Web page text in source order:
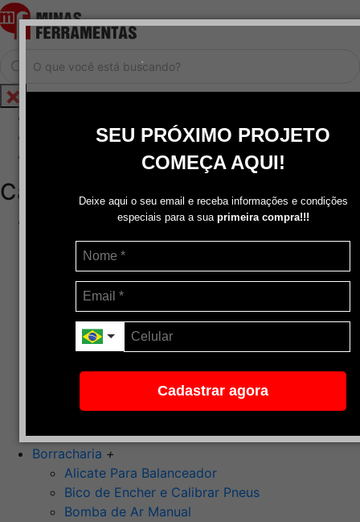
.
SEU PRÓXIMO PROJETO
COMEÇA AQUI!
Deixe aqui o seu email e receba informações e condições
especiais para a sua primeira compra!!!
Cadastrar agora
Cadastrar / Logar
Central de Atendimento
Categorias
Disco de Corte
Disco de Corte e Desbaste-Dupla Aplicação
Disco de Desbaste
Escovas de Aço
Escovas de Latão
Lixas
Pasta Para Assentar Válvula
Pedra de Afiar
Ponta Montada (Oxido de Alumínio)
Rebolos
Borracharia +
Alicate Para Balanceador
Bico de Encher e Calibrar Pneus
Bomba de Ar Manual